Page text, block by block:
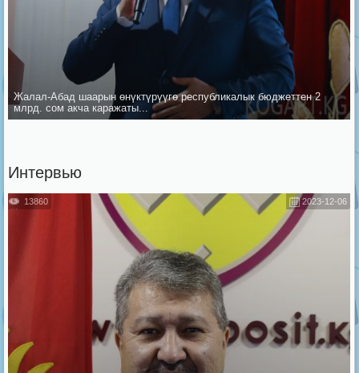
Жалал-Абад шаарын ѳнүктүрүүгѳ республикалык бюджеттен 2
млрд. сом акча каражаты...
Интервью
2023-12-06
13860